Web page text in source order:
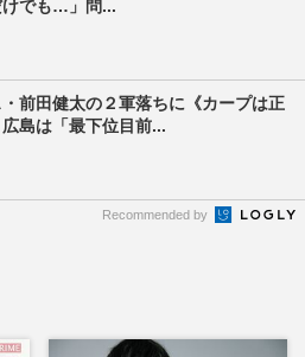
けでも…」問...
前田健太の２軍落ちに《カープは正
島は「最下位目前...
Recommended by